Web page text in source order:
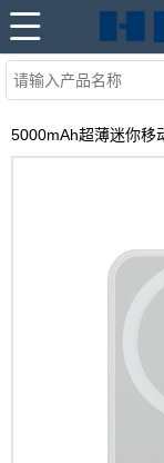
5000mAh超薄迷你移